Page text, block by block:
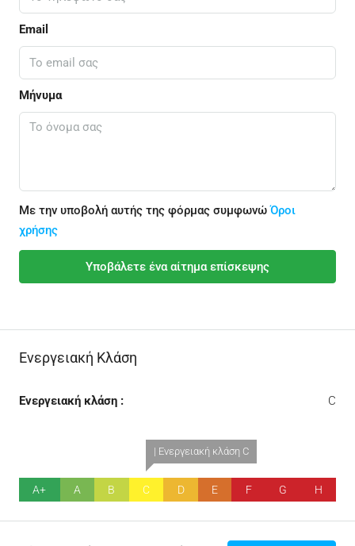
Email
Μήνυμα
Με την υποβολή αυτής της φόρμας συμφωνώΌροι
χρήσης
Υποβάλετε ένα αίτημα επίσκεψης
Ενεργειακή Κλάση
Ενεργειακή κλάση : C
A+ A B
| Ενεργειακή κλάση C
C D E F G H